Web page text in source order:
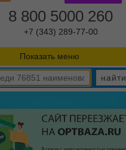
8 800 5000 260
+7 (343) 289-77-00
Показать меню
найти